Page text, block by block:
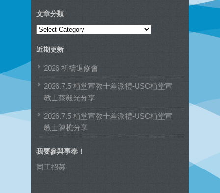
文章分類
文
分
類
近期更新
2026 祈禱退修會
2026.7.5 植堂宣教士差派禮-USC植堂宣
教士蔡毅光分享
2026.7.5 植堂宣教士差派禮-USC植堂宣
教士陳樵分享
我要參與事奉！
同工招募